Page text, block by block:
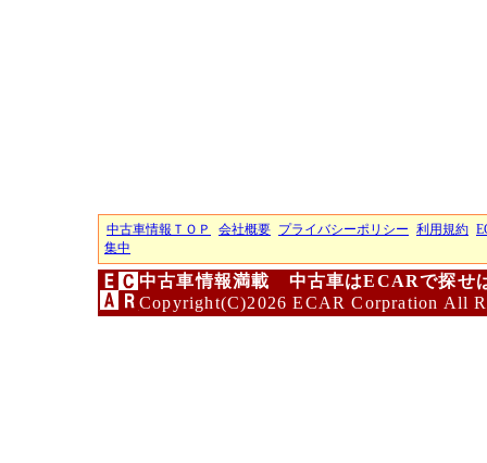
中古車情報ＴＯＰ 会社概要 プライバシーポリシー 利用規約
集中
中古車情報満載 中古車はECARで探せ
Copyright(C)2026 ECAR Corpration All